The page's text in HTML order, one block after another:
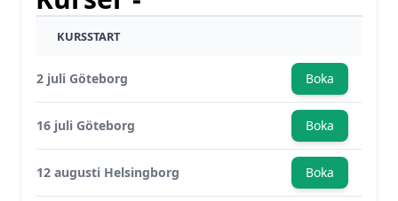
KURSSTART
2 juli Göteborg Boka
16 juli Göteborg Boka
12 augusti Helsingborg Boka